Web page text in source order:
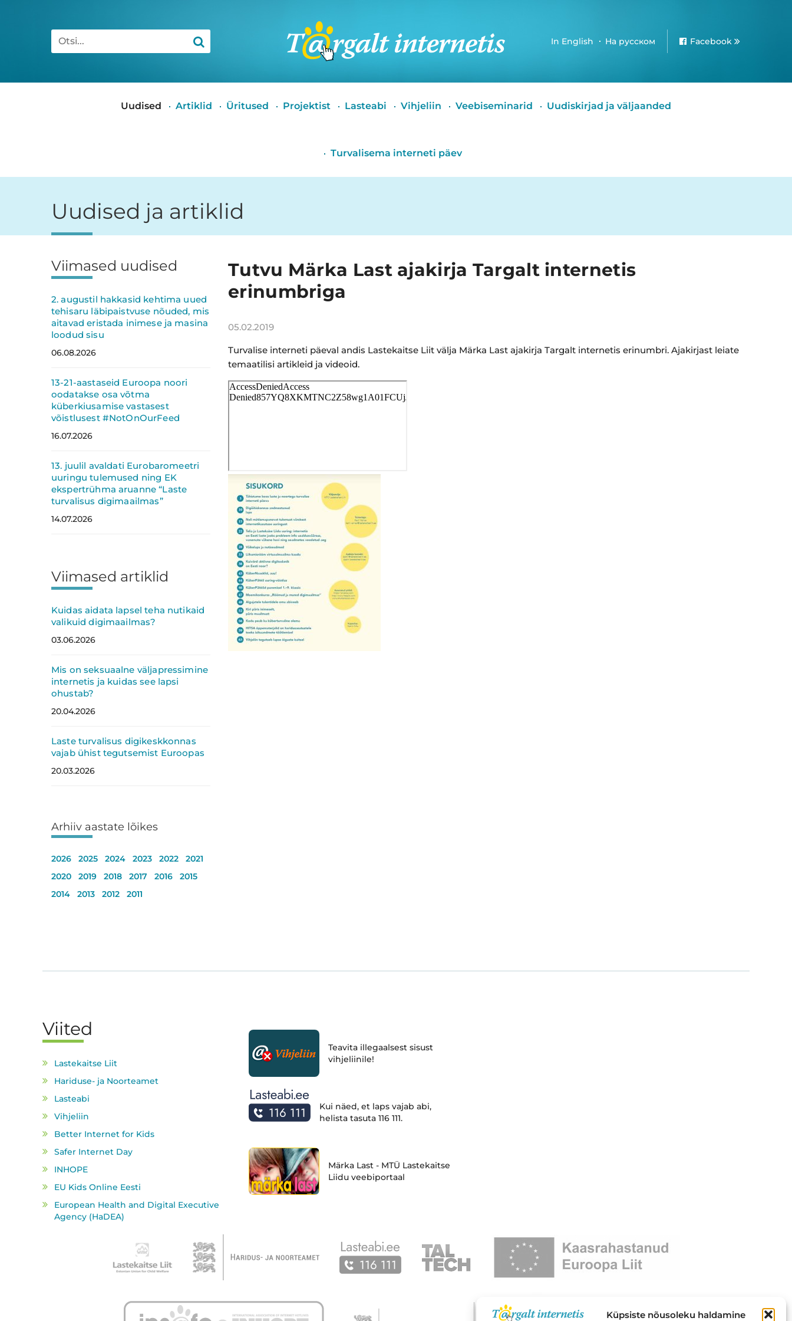
Küpsiste nõusoleku haldamine
Otsi
internetis
In English На русском Facebook
Uudised Artiklid Üritused Projektist Lasteabi Vihjeliin Veebiseminarid Uudiskirjad ja väljaanded
Turvalisema interneti päev
Uudised ja artiklid
Külgpaan
Viimased uudised
2. augustil hakkasid kehtima uued
tehisaru läbipaistvuse nõuded, mis
aitavad eristada inimese ja masina
loodud sisu
06.08.2026
13-21-aastaseid Euroopa noori
oodatakse osa võtma
küberkiusamise vastasest
võistlusest #NotOnOurFeed
16.07.2026
13. juulil avaldati Eurobaromeetri
uuringu tulemused ning EK
ekspertrühma aruanne “Laste
turvalisus digimaailmas”
14.07.2026
Viimased artiklid
Kuidas aidata lapsel teha nutikaid
valikuid digimaailmas?
03.06.2026
Mis on seksuaalne väljapressimine
internetis ja kuidas see lapsi
ohustab?
20.04.2026
Laste turvalisus digikeskkonnas
vajab ühist tegutsemist Euroopas
20.03.2026
Arhiiv aastate lõikes
2026 2025 2024 2023 2022
2021
2020
2019 2018 2017 2016
2015
2014
2013 2012 2011
Tutvu Märka Last ajakirja Targalt internetis
erinumbriga
05.02.2019
Turvalise interneti päeval andis Lastekaitse Liit välja Märka Last ajakirja Targalt internetis erinumbri. Ajakirjast leiate
temaatilisi artikleid ja videoid.
Viited
Lastekaitse Liit
Hariduse- ja Noorteamet
Lasteabi
Vihjeliin
Better Internet for Kids
Safer Internet Day
INHOPE
EU Kids Online Eesti
European Health and Digital Executive
Agency (HaDEA)
Teavita illegaalsest sisust
vihjeliinile!
Kui näed, et laps vajab abi,
helista tasuta 116 111.
Märka Last - MTÜ Lastekaitse
Liidu veebiportaal